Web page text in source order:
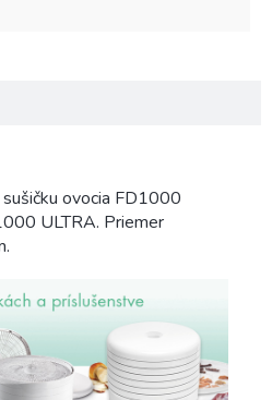
ovocia FD1000
ULTRA. Priemer